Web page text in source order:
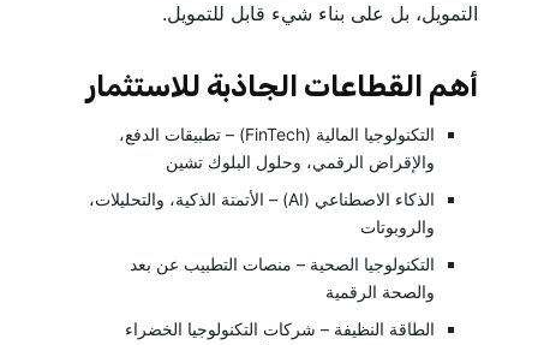
التمويل، بل على بناء شيء قابل للتمويل.
أهم القطاعات الجاذبة للاستثمار
التكنولوجيا المالية (FinTech) – تطبيقات الدفع،
والإقراض الرقمي، وحلول البلوك تشين
الذكاء الاصطناعي (AI) – الأتمتة الذكية، والتحليلات،
والروبوتات
التكنولوجيا الصحية – منصات التطبيب عن بعد
والصحة الرقمية
الطاقة النظيفة – شركات التكنولوجيا الخضراء